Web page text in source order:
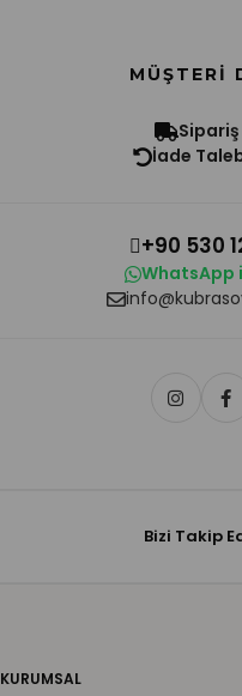
MÜŞTERI
İade
+90 530
WhatsApp
Bizi Takip
KURUMSAL